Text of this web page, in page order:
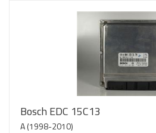
Bosch EDC 15C13
A (1998-2010)